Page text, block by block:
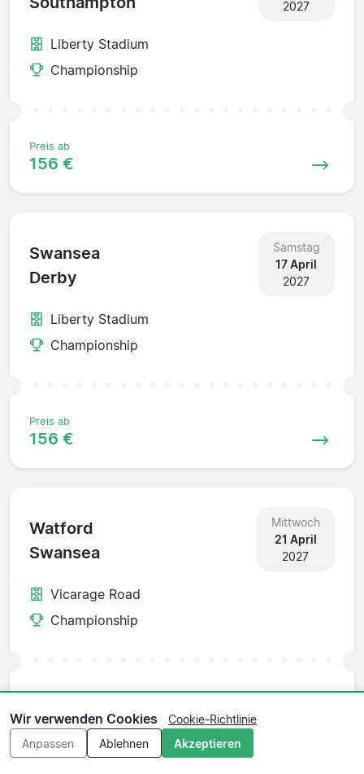
2027
Liberty Stadium
Championship
Preis ab
156 €
Swansea
Derby
Samstag
17 April
2027
Liberty Stadium
Championship
Preis ab
156 €
Watford
Swansea
Mittwoch
21 April
2027
Vicarage Road
Championship
Preis ab
40 €
Wir verwenden Cookies
Cookie-Richtlinie
Anpassen
Ablehnen Akzeptieren